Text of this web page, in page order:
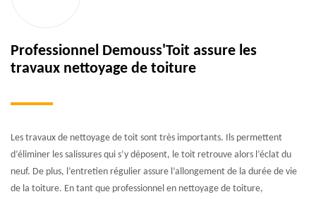
Professionnel Demouss'Toit assure les
travaux nettoyage de toiture
Les travaux de nettoyage de toit sont très importants. Ils permettent
d’éliminer les salissures qui s’y déposent, le toit retrouve alors l’éclat du
neuf. De plus, l’entretien régulier assure l’allongement de la durée de vie
de la toiture. En tant que professionnel en nettoyage de toiture,